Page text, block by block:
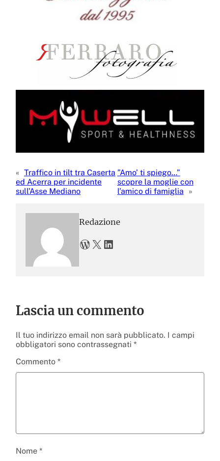
« Traffico in tilt tra Caserta
ed Acerra per incidente
sull’Asse Mediano
”Amo’ ti spiego…”
scopre la moglie con
l’amico di famiglia
»
Redazione
WordPress X LinkedIn
Lascia un commento
Il tuo indirizzo email non sarà pubblicato. I campi
obbligatori sono contrassegnati *
Commento *
Nome *